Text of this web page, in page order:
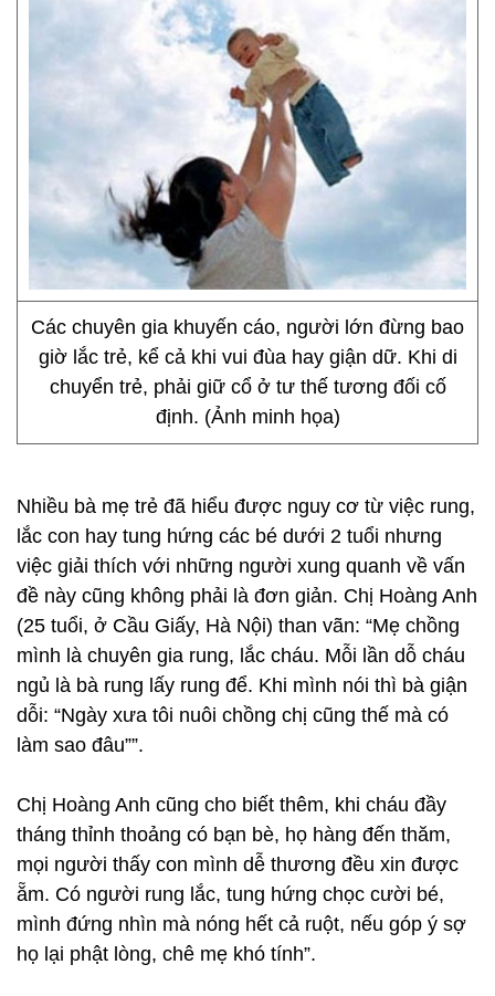
Các chuyên gia khuyến cáo, người lớn đừng bao
giờ lắc trẻ, kể cả khi vui đùa hay giận dữ. Khi di
chuyển trẻ, phải giữ cổ ở tư thế tương đối cố
định. (Ảnh minh họa)
Nhiều bà mẹ trẻ đã hiểu được nguy cơ từ việc rung,
lắc con hay tung hứng các bé dưới 2 tuổi nhưng
việc giải thích với những người xung quanh về vấn
đề này cũng không phải là đơn giản. Chị Hoàng Anh
(25 tuổi, ở Cầu Giấy, Hà Nội) than vãn: “Mẹ chồng
mình là chuyên gia rung, lắc cháu. Mỗi lần dỗ cháu
ngủ là bà rung lấy rung để. Khi mình nói thì bà giận
dỗi: “Ngày xưa tôi nuôi chồng chị cũng thế mà có
làm sao đâu””.
Chị Hoàng Anh cũng cho biết thêm, khi cháu đầy
tháng thỉnh thoảng có bạn bè, họ hàng đến thăm,
mọi người thấy con mình dễ thương đều xin được
ẵm. Có người rung lắc, tung hứng chọc cười bé,
mình đứng nhìn mà nóng hết cả ruột, nếu góp ý sợ
họ lại phật lòng, chê mẹ khó tính”.